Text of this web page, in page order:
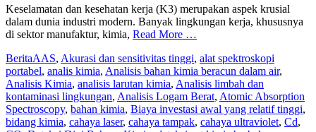
Keselamatan dan kesehatan kerja (K3) merupakan aspek krusial
dalam dunia industri modern. Banyak lingkungan kerja, khususnya
di sektor manufaktur, kimia, Read More …
BeritaAAS, Akurasi dan sensitivitas tinggi, alat spektroskopi
portabel, analis kimia, Analisis bahan kimia beracun dalam air,
Analisis Kimia, analisis larutan kimia, Analisis limbah dan
kontaminasi lingkungan, Analisis Logam Berat, Atomic Absorption
Spectroscopy, bahan kimia, Biaya investasi awal yang relatif tinggi,
bidang kimia, cahaya laser, cahaya tampak, cahaya ultraviolet, Cd,